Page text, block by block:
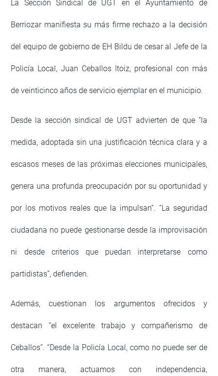
La Sección Sindical de UGT en el Ayuntamiento de
Berriozar manifiesta su más firme rechazo a la decisión
del equipo de gobierno de EH Bildu de cesar al Jefe de la
Policía Local, Juan Ceballos Itoiz, profesional con más
de veinticinco años de servicio ejemplar en el municipio.
Desde la sección sindical de UGT advierten de que “la
medida, adoptada sin una justificación técnica clara y a
escasos meses de las próximas elecciones municipales,
genera una profunda preocupación por su oportunidad y
por los motivos reales que la impulsan”. “La seguridad
ciudadana no puede gestionarse desde la improvisación
ni desde criterios que puedan interpretarse como
partidistas”, defienden.
Además, cuestionan los argumentos ofrecidos y
destacan “el excelente trabajo y compañerismo de
Ceballos”. “Desde la Policía Local, como no puede ser de
otra manera, actuamos con independencia,